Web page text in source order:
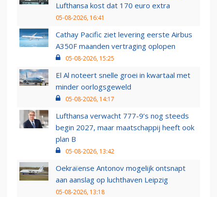
Lufthansa kost dat 170 euro extra
05-08-2026, 16:41
Cathay Pacific ziet levering eerste Airbus
A350F maanden vertraging oplopen
05-08-2026, 15:25
El Al noteert snelle groei in kwartaal met
minder oorlogsgeweld
05-08-2026, 14:17
Lufthansa verwacht 777-9’s nog steeds
begin 2027, maar maatschappij heeft ook
plan B
05-08-2026, 13:42
Oekraïense Antonov mogelijk ontsnapt
aan aanslag op luchthaven Leipzig
05-08-2026, 13:18